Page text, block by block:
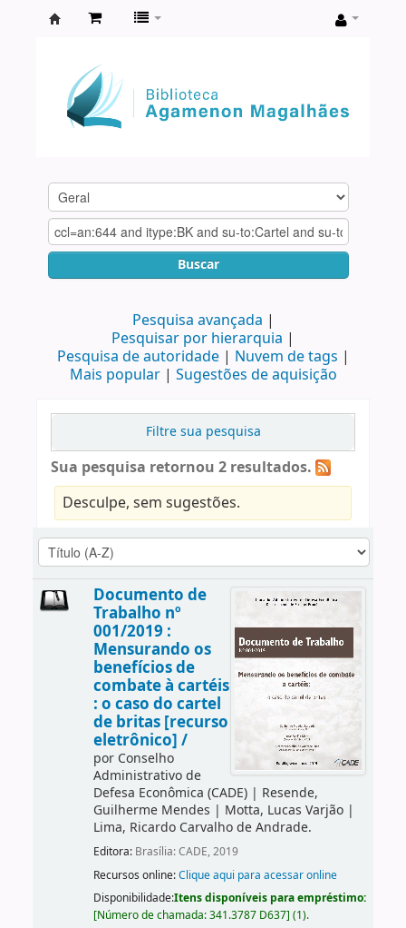
Agamenon
Magalhães
Buscar
Pesquisa avançada
Pesquisar por hierarquia
Pesquisa de autoridade
Nuvem de tags
Mais popular
Sugestões de aquisição
Filtre sua pesquisa
Sua pesquisa retornou 2 resultados.
Desculpe, sem sugestões.
Documento de
Trabalho nº
001/2019 :
Mensurando os
benefícios de
combate à cartéis
: o caso do cartel
de britas [recurso
eletrônico] /
por Conselho
Administrativo de
Defesa Econômica (CADE)| Resende,
Guilherme Mendes | Motta, Lucas Varjão|
Lima, Ricardo Carvalho de Andrade.
Editora: Brasília: CADE, 2019
Recursos online:Clique aqui para acessar online
Disponibilidade:Itens disponíveis para empréstimo:
[Número de chamada:341.3787 D637] (1).